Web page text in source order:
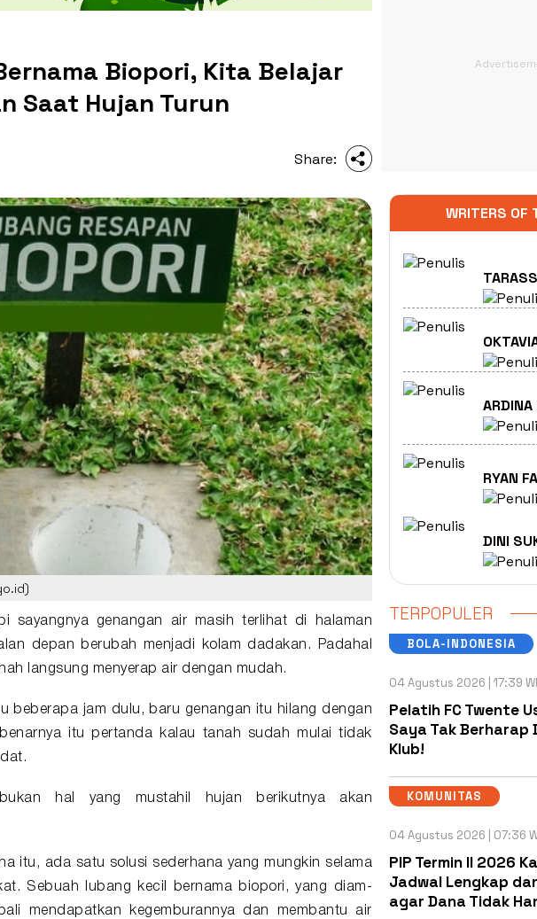
Biopori, Kita Belajar
Saat Hujan Turun
Share:
sayangnya genangan air masih terlihat di halaman
depan berubah menjadi kolam dadakan. Padahal
langsung menyerap air dengan mudah.
beberapa jam dulu, baru genangan itu hilang dengan
itu pertanda kalau tanah sudah mulai tidak
hal yang mustahil hujan berikutnya akan
itu, ada satu solusi sederhana yang mungkin selama
Sebuah
lubang kecil bernama biopori , yang diam-
mendapatkan kegemburannya dan membantu air
WRITERS OF
ARDINA
RYAN
DINI
TERPOPULER
BOLA-INDONESIA
04 Agustus 2026 | 17:39
Pelatih FC Twente
Saya Tak Berharap
Klub!
KOMUNITAS
04 Agustus 2026 | 07:36
PIP Termin II 2026
Jadwal Lengkap
agar Dana Tidak